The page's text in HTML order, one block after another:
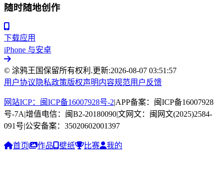
随时随地创作
下载应用
iPhone 与安卓
© 涂鸦王国保留所有权利.更新:2026-08-07 03:51:57
用户协议 隐私政策版权声明内容规范用户反馈
网站ICP：闽ICP备16007928号-2|APP备案：闽ICP备16007928
号-7A|增值电信：闽B2-20180090|文网文：闽网文(2025)2584-
091号|公安备案：35020602001397
首页 作品 壁纸 比赛 我的